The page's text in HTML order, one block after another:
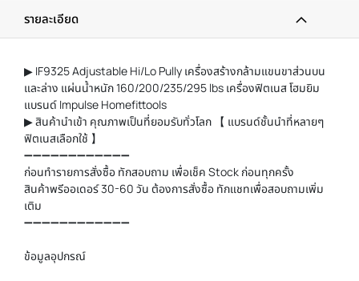
รายละเอียด
▶ IF9325 Adjustable Hi/Lo Pully เครื่องสร้างกล้ามแขนขาส่วนบน
และล่าง แผ่นน้ำหนัก 160/200/235/295 lbs เครื่องฟิตเนส โฮมยิม
แบรนด์ Impulse Homefittools
▶ สินค้านำเข้า คุณภาพเป็นที่ยอมรับทั่วโลก 【 แบรนด์ชั้นนำที่หลายๆ
ฟิตเนสเลือกใช้ 】
➖➖➖➖➖➖➖➖➖➖➖➖
ก่อนทำรายการสั่งซื้อ ทักสอบถาม เพื่อเช็ค Stock ก่อนทุกครั้ง
สินค้าพรีออเดอร์ 30-60 วัน ต้องการสั่งซื้อ ทักแชทเพื่อสอบถามเพิ่ม
เติม
➖➖➖➖➖➖➖➖➖➖➖➖
ข้อมูลอุปกรณ์